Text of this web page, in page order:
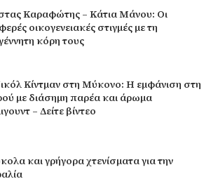
Καραφώτης – Κάτια Μάνου: Οι
οικογενειακές στιγμές με τη
κόρη τους
Κίντμαν στη Μύκονο: Η εμφάνιση στη
με διάσημη παρέα και άρωμα
– Δείτε βίντεο
και γρήγορα χτενίσματα για την